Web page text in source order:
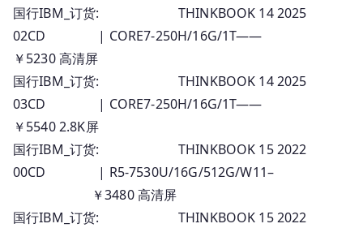
国行IBM_订货: THINKBOOK 14 2025
02CD | CORE7-250H/16G/1T——
￥5230 高清屏
国行IBM_订货: THINKBOOK 14 2025
03CD | CORE7-250H/16G/1T——
￥5540 2.8K屏
国行IBM_订货: THINKBOOK 15 2022
00CD | R5-7530U/16G/512G/W11–
￥3480 高清屏
国行IBM_订货: THINKBOOK 15 2022